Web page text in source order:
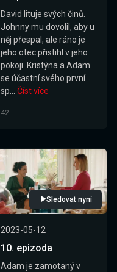
David lituje svých činů.
Johnny mu dovolil, aby u
něj přespal, ale ráno je
jeho otec přistihl v jeho
pokoji. Kristýna a Adam
se účastní svého první
sp... Číst více
42
Sledovat nyní
2023-05-12
10. epizoda
Adam je zamotaný v